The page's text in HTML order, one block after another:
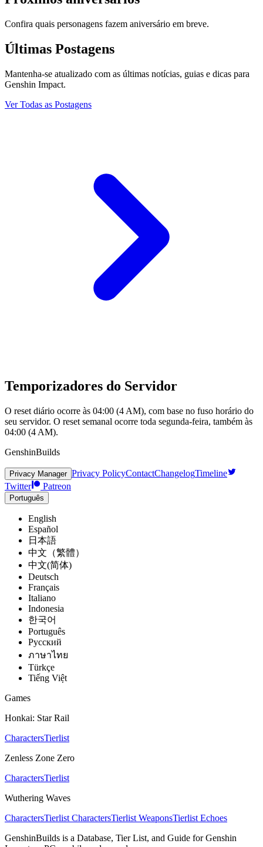
Confira quais personagens fazem aniversário em breve.
Últimas Postagens
Mantenha-se atualizado com as últimas notícias, guias e dicas para
Genshin Impact.
Ver Todas as Postagens
Temporizadores do Servidor
O reset diário ocorre às 04:00 (4 AM), com base no fuso horário do
seu servidor. O reset semanal ocorre toda segunda-feira, também às
04:00 (4 AM).
GenshinBuilds
Privacy Manager Privacy PolicyContactChangelogTimeline
Twitter
Patreon
Português
English
Español
日本語
中文（繁體）
中文(简体)
Deutsch
Français
Italiano
Indonesia
한국어
Português
Pусский
ภาษาไทย
Türkçe
Tiếng Việt
Games
Honkai: Star Rail
CharactersTierlist
Zenless Zone Zero
CharactersTierlist
Wuthering Waves
CharactersTierlist CharactersTierlist WeaponsTierlist Echoes
GenshinBuilds is a Database, Tier List, and Guide for Genshin